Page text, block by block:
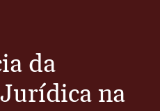
da
na